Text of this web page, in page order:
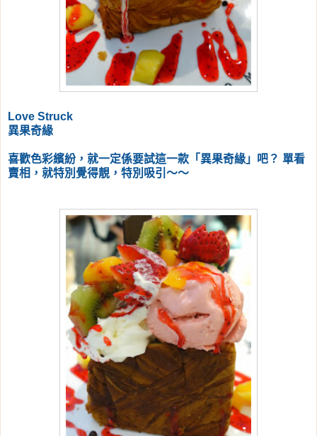
Love Struck
異果奇緣
喜歡色彩繽紛，就一定係要試這一款「異果奇緣」吧？ 單看
賣相，就特別覺得靚，特別吸引～～